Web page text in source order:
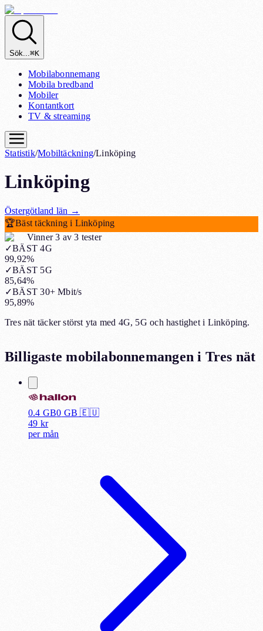
Sök...⌘K
Mobilabonnemang
Mobila bredband
Mobiler
Kontantkort
TV & streaming
Statistik/Mobiltäckning/Linköping
Linköping
Östergötland län →
🏆Bäst täckning i Linköping
Vinner 3 av 3 tester
✓BÄST 4G
99,92%
✓BÄST 5G
85,64%
✓BÄST 30+ Mbit/s
95,89%
Tres nät täcker störst yta med 4G, 5G och hastighet i Linköping.
Billigaste mobilabonnemangen i Tres nät
0.4 GB0 GB 🇪🇺
49 kr
per mån